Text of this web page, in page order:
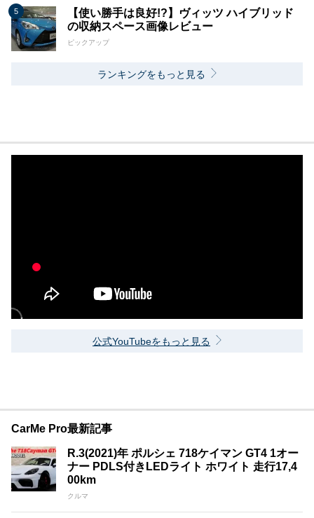
【使い勝手は良好!?】ヴィッツ ハイブリッド
の収納スペース画像レビュー
ピックアップ
ランキングをもっと見る
公式YouTubeをもっと見る
CarMe Pro最新記事
R.3(2021)年 ポルシェ 718ケイマン GT4 1オー
ナー PDLS付きLEDライト ホワイト 走行17,4
00km
クルマ